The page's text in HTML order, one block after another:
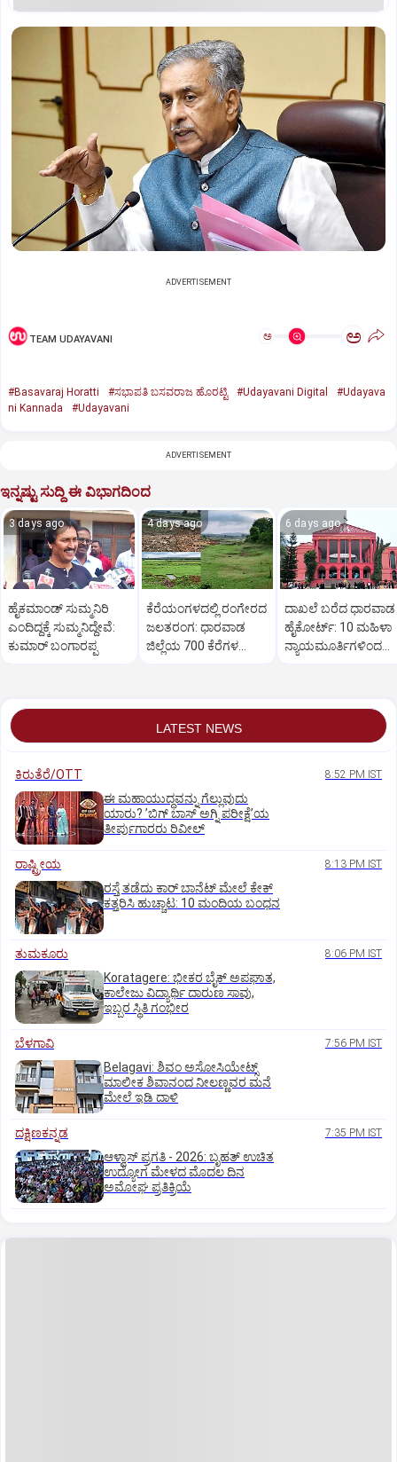
ADVERTISEMENT
TEAM UDAYAVANI ಅ ಅ
#Basavaraj Horatti #ಸಭಾಪತಿ ಬಸವರಾಜ ಹೊರಟ್ಟಿ #Udayavani Digital
#Udayava
ni Kannada
#Udayavani
ADVERTISEMENT
ಇನ್ನಷ್ಟು ಸುದ್ದಿ ಈ ವಿಭಾಗದಿಂದ
3 days ago
ಹೈಕಮಾಂಡ್ ಸುಮ್ಮನಿರಿ
ಎಂದಿದ್ದಕ್ಕೆ ಸುಮ್ಮನಿದ್ದೇವೆ:
ಕುಮಾರ್ ಬಂಗಾರಪ್ಪ
4 days ago
ಕೆರೆಯಂಗಳದಲ್ಲಿ ರಂಗೇರದ
ಜಲತರಂಗ: ಧಾರವಾಡ
ಜಿಲ್ಲೆಯ 700 ಕೆರೆಗಳ
6 days ago
ದಾಖಲೆ ಬರೆದ ಧಾರವಾಡ
ಹೈಕೋರ್ಟ್: 10 ಮಹಿಳಾ
ನ್ಯಾಯಮೂರ್ತಿಗಳಿಂದ
LATEST NEWS
ಕಿರುತೆರೆ/OTT 8:52 PM IST
ಈ ಮಹಾಯುದ್ಧವನ್ನು ಗೆಲ್ಲುವುದು
ಯಾರು? ʼಬಿಗ್‌ ಬಾಸ್‌ ಅಗ್ನಿ ಪರೀಕ್ಷೆʼಯ
ತೀರ್ಪುಗಾರರು ರಿವೀಲ್
ರಾಷ್ಟ್ರೀಯ 8:13 PM IST
ರಸ್ತೆ ತಡೆದು ಕಾರ್ ಬಾನೆಟ್ ಮೇಲೆ ಕೇಕ್
ಕತ್ತರಿಸಿ ಹುಚ್ಚಾಟ: 10 ಮಂದಿಯ ಬಂಧನ
ತುಮಕೂರು 8:06 PM IST
Koratagere: ಭೀಕರ ಬೈಕ್ ಅಪಘಾತ,
ಕಾಲೇಜು ವಿದ್ಯಾರ್ಥಿ ದಾರುಣ ಸಾವು,
ಇಬ್ಬರ ಸ್ಥಿತಿ ಗಂಭೀರ
ಬೆಳಗಾವಿ 7:56 PM IST
Belagavi: ಶಿವಂ ಅಸೋಸಿಯೇಟ್ಸ್
ಮಾಲೀಕ ಶಿವಾನಂದ ನೀಲಣ್ಣವರ ಮನೆ
ಮೇಲೆ ಇಡಿ‌ ದಾಳಿ
ದಕ್ಷಿಣಕನ್ನಡ 7:35 PM IST
ಆಳ್ವಾಸ್‌ ಪ್ರಗತಿ - 2026: ಬೃಹತ್ ಉಚಿತ
ಉದ್ಯೋಗ ಮೇಳದ ಮೊದಲ ದಿನ
ಅಮೋಘ ಪ್ರತಿಕ್ರಿಯೆ